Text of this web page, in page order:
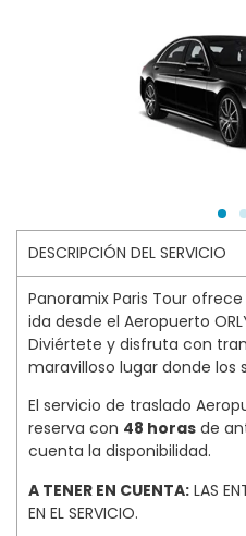
DESCRIPCIÓN DEL SERVICIO
Panoramix Paris Tour
ida desde el Aeropuerto
Diviértete y disfruta con
maravilloso lugar donde los
El servicio de traslado
reserva con 48 horas de
cuenta la disponibilidad.
A TENER EN CUENTA: LAS
EN EL SERVICIO.